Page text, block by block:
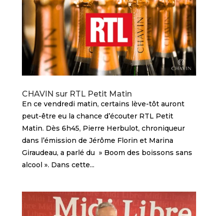
CHAVIN sur RTL Petit Matin
En ce vendredi matin, certains lève-tôt auront
peut-être eu la chance d’écouter RTL Petit
Matin. Dès 6h45, Pierre Herbulot, chroniqueur
dans l’émission de Jérôme Florin et Marina
Giraudeau, a parlé du » Boom des boissons sans
alcool ». Dans cette...